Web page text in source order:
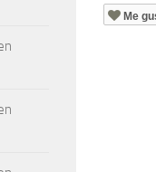
Me